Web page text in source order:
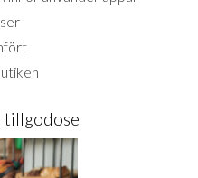
tillgodose